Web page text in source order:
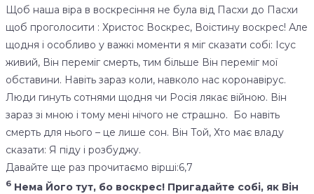
Щоб наша віра в воскресіння не була від Пасхи до Пасхи
щоб проголосити : Христос Воскрес, Воістину воскрес! Але
щодня і особливо у важкі моменти я міг сказати собі: Ісус
живий, Він переміг смерть, тим більше Він переміг мої
обставини. Навіть зараз коли, навколо нас коронавірус.
Люди гинуть сотнями щодня чи Росія лякає війною. Він
зараз зі мною і тому мені нічого не страшно. Бо навіть
смерть для нього – це лише сон. Він Той, Хто має владу
сказати: Я піду і розбуджу.
Давайте ще раз прочитаємо вірші:6,7
6 Нема Його тут, бо воскрес! Пригадайте собі, як Він